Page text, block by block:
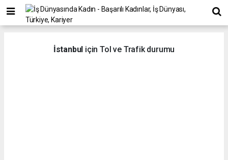
İstanbul için Tol ve Trafik durumu